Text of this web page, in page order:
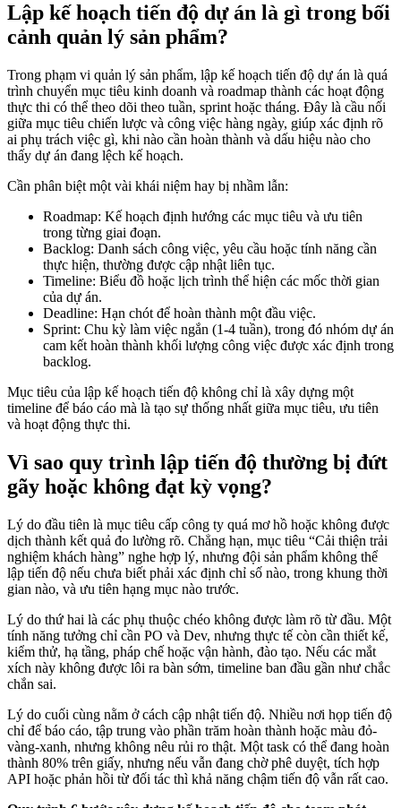
Lập kế hoạch tiến độ dự án là gì trong bối
cảnh quản lý sản phẩm?
Trong phạm vi quản lý sản phẩm, lập kế hoạch tiến độ dự án là quá
trình chuyển mục tiêu kinh doanh và roadmap thành các hoạt động
thực thi có thể theo dõi theo tuần, sprint hoặc tháng. Đây là cầu nối
giữa mục tiêu chiến lược và công việc hàng ngày, giúp xác định rõ
ai phụ trách việc gì, khi nào cần hoàn thành và dấu hiệu nào cho
thấy dự án đang lệch kế hoạch.
Cần phân biệt một vài khái niệm hay bị nhầm lẫn:
Roadmap: Kế hoạch định hướng các mục tiêu và ưu tiên
trong từng giai đoạn.
Backlog: Danh sách công việc, yêu cầu hoặc tính năng cần
thực hiện, thường được cập nhật liên tục.
Timeline: Biểu đồ hoặc lịch trình thể hiện các mốc thời gian
của dự án.
Deadline: Hạn chót để hoàn thành một đầu việc.
Sprint: Chu kỳ làm việc ngắn (1-4 tuần), trong đó nhóm dự án
cam kết hoàn thành khối lượng công việc được xác định trong
backlog.
Mục tiêu của lập kế hoạch tiến độ không chỉ là xây dựng một
timeline để báo cáo mà là tạo sự thống nhất giữa mục tiêu, ưu tiên
và hoạt động thực thi.
Vì sao quy trình lập tiến độ thường bị đứt
gãy hoặc không đạt kỳ vọng?
Lý do đầu tiên là mục tiêu cấp công ty quá mơ hồ hoặc không được
dịch thành kết quả đo lường rõ. Chẳng hạn, mục tiêu “Cải thiện trải
nghiệm khách hàng” nghe hợp lý, nhưng đội sản phẩm không thể
lập tiến độ nếu chưa biết phải xác định chỉ số nào, trong khung thời
gian nào, và ưu tiên hạng mục nào trước.
Lý do thứ hai là các phụ thuộc chéo không được làm rõ từ đầu. Một
tính năng tưởng chỉ cần PO và Dev, nhưng thực tế còn cần thiết kế,
kiểm thử, hạ tầng, pháp chế hoặc vận hành, đào tạo. Nếu các mắt
xích này không được lôi ra bàn sớm, timeline ban đầu gần như chắc
chắn sai.
Lý do cuối cùng nằm ở cách cập nhật tiến độ. Nhiều nơi họp tiến độ
chỉ để báo cáo, tập trung vào phần trăm hoàn thành hoặc màu đỏ-
vàng-xanh, nhưng không nêu rủi ro thật. Một task có thể đang hoàn
thành 80% trên giấy, nhưng nếu vẫn đang chờ phê duyệt, tích hợp
API hoặc phản hồi từ đối tác thì khả năng chậm tiến độ vẫn rất cao.